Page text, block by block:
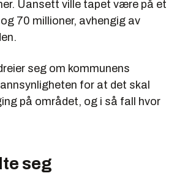
Uansett ville tapet være på et
70 millioner, avhengig av
seg om kommunens
for at det skal
på området, og i så fall hvor
seg